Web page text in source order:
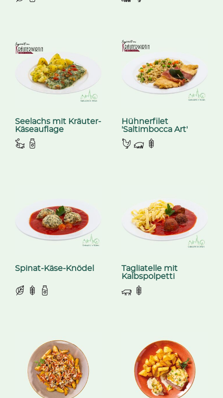
Seelachs mit Kräuter-
Käseauflage
Hühnerfilet
'Saltimbocca Art'
Spinat-Käse-Knödel
Tagliatelle mit
Kalbspolpetti